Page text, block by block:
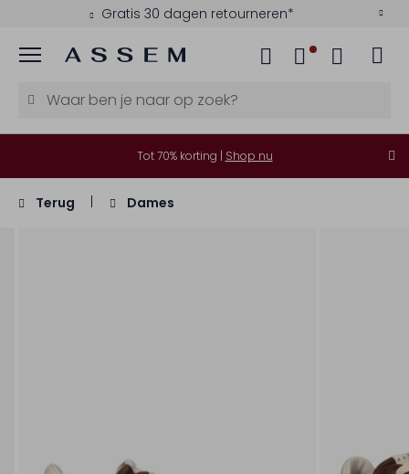
Gratis 30 dagen retourneren*
Menu
Tot 70% korting | Shop nu
Terug Dames